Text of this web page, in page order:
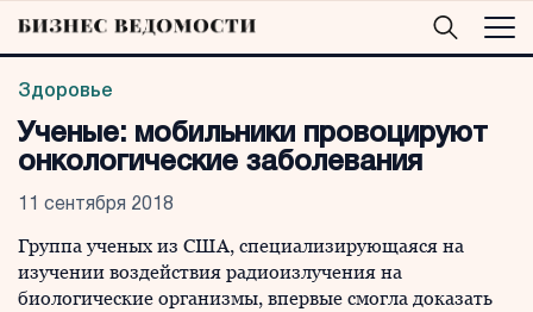
Здоровье
Ученые: мобильники провоцируют
онкологические заболевания
11 сентября 2018
Группа ученых из США, специализирующаяся на
изучении воздействия радиоизлучения на
биологические организмы, впервые смогла доказать